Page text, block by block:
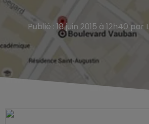
Publié : 18 juin 2015 à 12h40